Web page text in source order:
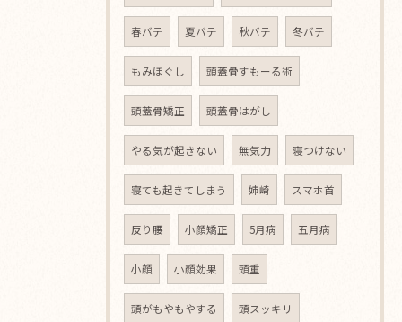
春バテ 夏バテ 秋バテ 冬バテ
もみほぐし 頭蓋骨すもーる術
頭蓋骨矯正 頭蓋骨はがし
やる気が起きない 無気力 寝つけない
寝ても起きてしまう 姉崎 スマホ首
反り腰 小顔矯正 5月病 五月病
小顔 小顔効果 頭重
頭がもやもやする 頭スッキリ